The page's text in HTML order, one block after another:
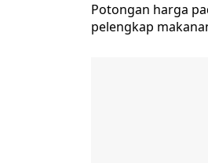
Potongan harga
pelengkap